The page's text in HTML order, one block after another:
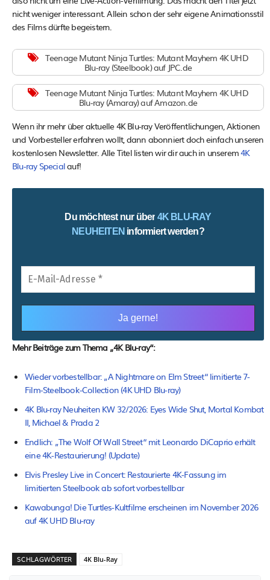
nicht weniger interessant. Allein schon der sehr eigene Animationsstil
des Films dürfte begeistern.
Teenage Mutant Ninja Turtles: Mutant Mayhem 4K UHD
Blu-ray (Steelbook) auf JPC.de
Teenage Mutant Ninja Turtles: Mutant Mayhem 4K UHD
Blu-ray (Amaray) auf Amazon.de
Wenn ihr mehr über aktuelle 4K Blu-ray Veröffentlichungen, Aktionen
und Vorbesteller erfahren wollt, dann abonniert doch einfach unseren
kostenlosen Newsletter. Alle Titel listen wir dir auch in unserem4K
Blu-ray Specialauf!
Du möchtest nur über 4K BLU-RAY
NEUHEITEN informiert werden?
Mehr Beiträge zum Thema „4K Blu-ray“:
Wieder vorbestellbar: „A Nightmare on Elm Street“ limitierte 7-
Film-Steelbook-Collection (4K UHD Blu-ray)
4K Blu-ray Neuheiten KW 32/2026: Eyes Wide Shut, Mortal Kombat
II, Michael & Prada 2
Endlich: „The Wolf Of Wall Street“ mit Leonardo DiCaprio erhält
eine 4K-Restaurierung! (Update)
Elvis Presley Live in Concert: Restaurierte 4K-Fassung im
limitierten Steelbook ab sofort vorbestellbar
Kawabunga! Die Turtles-Kultfilme erscheinen im November 2026
auf 4K UHD Blu-ray
SCHLAGWÖRTER 4K Blu-Ray